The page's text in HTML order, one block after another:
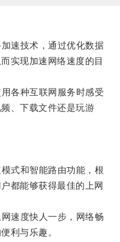
速技术，通过优化数据
实现加速网络速度的目
各种互联网服务时感受
、下载文件还是玩游
式和智能路由功能，根
都能够获得最佳的上网
速度快人一步，网络畅
利与乐趣。